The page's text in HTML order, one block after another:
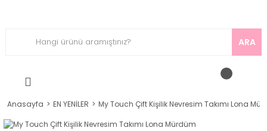
ARA
Anasayfa EN YENİLER My Touch Çift Kişilik Nevresim Takımı Lona